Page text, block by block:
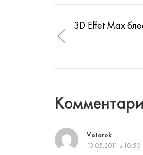
3D Effet Max
Veterok
13.05.2011 в 10:50